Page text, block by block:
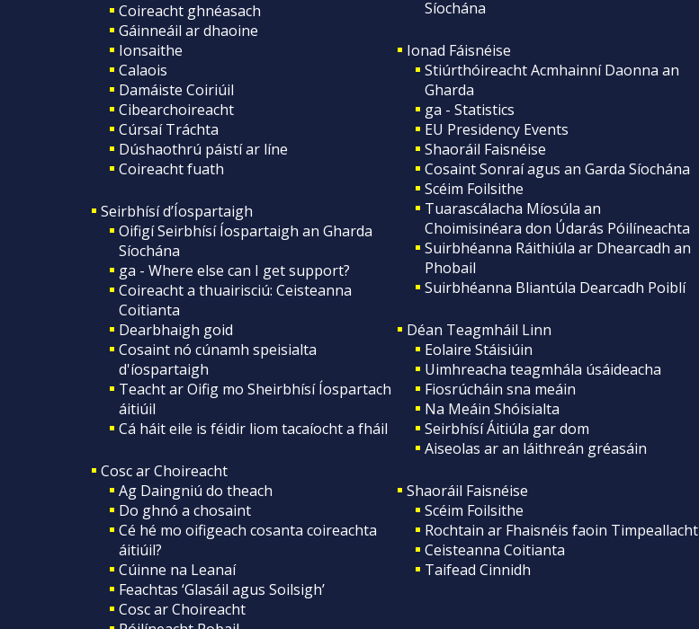
Coireacht ghnéasach
Gáinneáil ar dhaoine
Ionsaithe
Calaois
Damáiste Coiriúil
Cibearchoireacht
Cúrsaí Tráchta
Dúshaothrú páistí ar líne
Coireacht fuath
Seirbhísí d’Íospartaigh
Oifigí Seirbhísí Íospartaigh an Gharda
Síochána
ga - Where else can I get support?
Coireacht a thuairisciú: Ceisteanna
Coitianta
Dearbhaigh goid
Cosaint nó cúnamh speisialta
d'íospartaigh
Teacht ar Oifig mo Sheirbhísí Íospartach
áitiúil
Cá háit eile is féidir liom tacaíocht a fháil
Cosc ar Choireacht
Ag Daingniú do theach
Do ghnó a chosaint
Cé hé mo oifigeach cosanta coireachta
áitiúil?
Cúinne na Leanaí
Feachtas ‘Glasáil agus Soilsigh’
Cosc ar Choireacht
Síochána
Ionad Fáisnéise
Stiúrthóireacht Acmhainní Daonna an
Gharda
ga - Statistics
EU Presidency Events
Shaoráil Faisnéise
Cosaint Sonraí agus an Garda Síochána
Scéim Foilsithe
Tuarascálacha Míosúla an
Choimisinéara don Údarás Póilíneachta
Suirbhéanna Ráithiúla ar Dhearcadh an
Phobail
Suirbhéanna Bliantúla Dearcadh Poiblí
Déan Teagmháil Linn
Eolaire Stáisiúin
Uimhreacha teagmhála úsáideacha
Fiosrúcháin sna meáin
Na Meáin Shóisialta
Seirbhísí Áitiúla gar dom
Aiseolas ar an láithreán gréasáin
Shaoráil Faisnéise
Scéim Foilsithe
Rochtain ar Fhaisnéis faoin Timpeallacht
Ceisteanna Coitianta
Taifead Cinnidh